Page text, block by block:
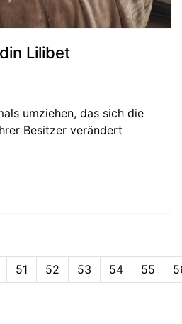
Lilibet
umziehen, das sich die
Besitzer verändert
51 52 53 54 55